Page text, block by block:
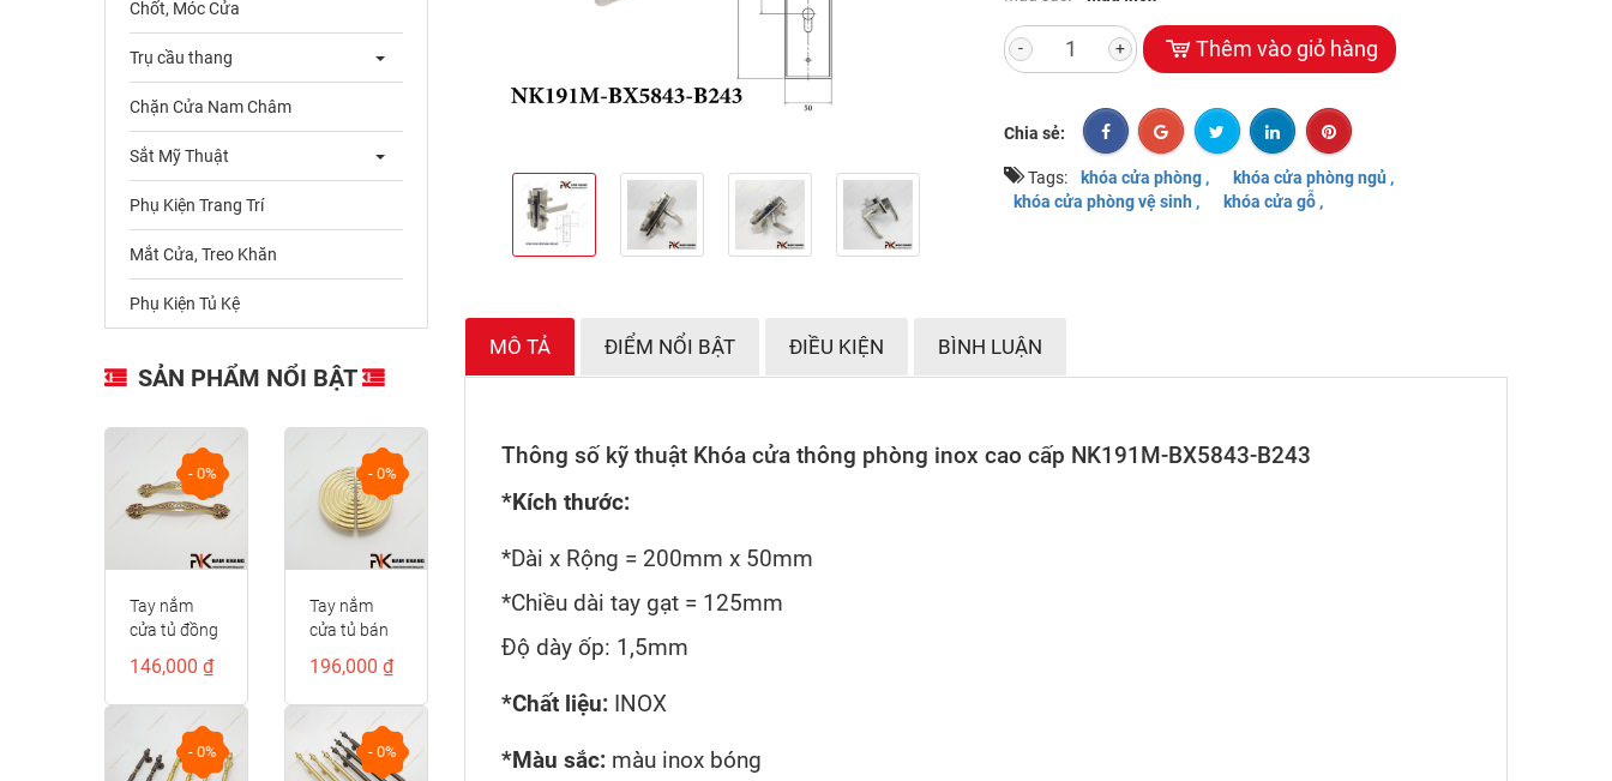
Chốt, Móc Cửa
Trụ cầu thang
Chặn Cửa Nam Châm
Sắt Mỹ Thuật
Phụ Kiện Trang Trí
Mắt Cửa, Treo Khăn
Phụ Kiện Tủ Kệ
SẢN PHẨM NỔI BẬT
- 0%
Tay nắm
cửa tủ đồng
cấp hoa văn
cổ điển
NK497D-RC-
146,000 ₫
- 0%
- 0%
Tay nắm
cửa tủ bán
sóng tròn
NK286S-VM
196,000 ₫
- 0%
- + Thêm vào giỏ hàng
Chia sẻ:
Tags: khóa cửa phòng ,
khóa cửa phòng ngủ ,
khóa cửa phòng vệ sinh ,
khóa cửa gỗ ,
MÔ TẢ ĐIỂM NỔI BẬT ĐIỀU KIỆN BÌNH LUẬN
Thông số kỹ thuật Khóa cửa thông phòng inox cao cấp NK191M-BX5843-B243
*Kích thước:
*Dài x Rộng = 200mm x 50mm
*Chiều dài tay gạt = 125mm
Độ dày ốp: 1,5mm
*Chất liệu: INOX
*Màu sắc: màu inox bóng